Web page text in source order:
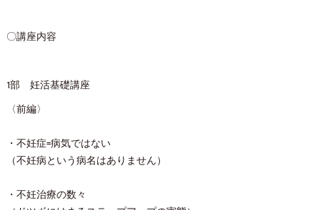
〇講座内容
1部 妊活基礎講座
〈前編〉
・不妊症=病気ではない
（不妊病という病名はありません）
・不妊治療の数々